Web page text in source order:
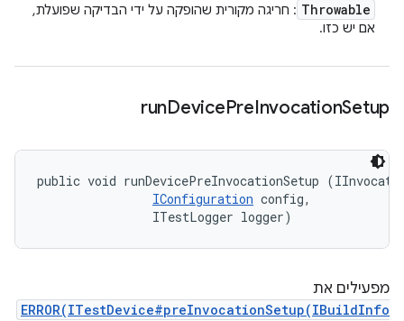
Throwable : חריגה מקורית שהופקה על ידי הבדיקה שפועלת,
אם יש כזו.
runDevicePreInvocationSetup
public void runDevicePreInvocationSetup
IConfiguration config,
                ITestLogger logger)
מפעילים את
ERROR(ITestDevice#preInvocationSetup(IBuildInfo